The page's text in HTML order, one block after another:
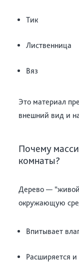
Тик
Лиственница
Вяз
Это материал
внешний вид и
Почему
комнаты?
Дерево —
окружающую
Впитывает
Расширяется